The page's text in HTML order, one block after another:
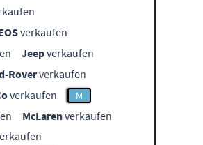
verkaufen
Jeepverkaufen
Roververkaufen
verkaufen M
McLarenverkaufen